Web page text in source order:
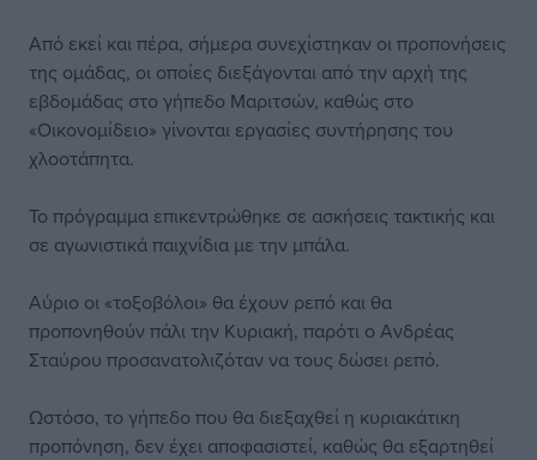
Από εκεί και πέρα, σήμερα συνεχίστηκαν οι προπονήσεις
της ομάδας, οι οποίες διεξάγονται από την αρχή της
εβδομάδας στο γήπεδο Μαριτσών, καθώς στο
«Οικονομίδειο» γίνονται εργασίες συντήρησης του
χλοοτάπητα.
Το πρόγραμμα επικεντρώθηκε σε ασκήσεις τακτικής και
σε αγωνιστικά παιχνίδια με την μπάλα.
Αύριο οι «τοξοβόλοι» θα έχουν ρεπό και θα
προπονηθούν πάλι την Κυριακή, παρότι ο Ανδρέας
Σταύρου προσανατολιζόταν να τους δώσει ρεπό.
Ωστόσο, το γήπεδο που θα διεξαχθεί η κυριακάτικη
προπόνηση, δεν έχει αποφασιστεί, καθώς θα εξαρτηθεί